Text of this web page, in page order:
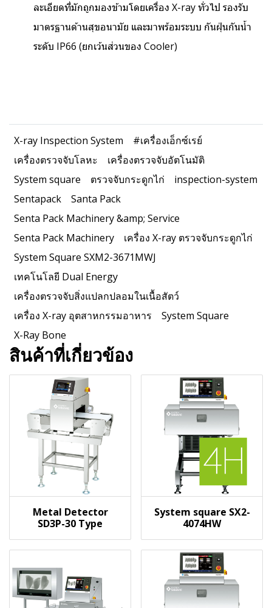
ละเอียดที่มักถูกมองข้ามโดยเครื่อง X-ray ทั่วไป รองรับ
มาตรฐานด้านสุขอนามัย และมาพร้อมระบบ กันฝุ่นกันน้ำ
ระดับ IP66 (ยกเว้นส่วนของ Cooler)
X-ray Inspection System
#เครื่องเอ็กซ์เรย์
เครื่องตรวจจับโลหะ
เครื่องตรวจจับอัตโนมัติ
System square
ตรวจจับกระดูกไก่
inspection-system
Sentapack
Santa Pack
Senta Pack Machinery &amp; Service
Senta Pack Machinery
เครื่อง X-ray ตรวจจับกระดูกไก่
System Square SXM2-3671MWJ
เทคโนโลยี Dual Energy
เครื่องตรวจจับสิ่งแปลกปลอมในเนื้อสัตว์
เครื่อง X-ray อุตสาหกรรมอาหาร
System Square
X-Ray Bone
สินค้าที่เกี่ยวข้อง
Metal Detector
SD3P-30 Type
System square SX2-
4074HW